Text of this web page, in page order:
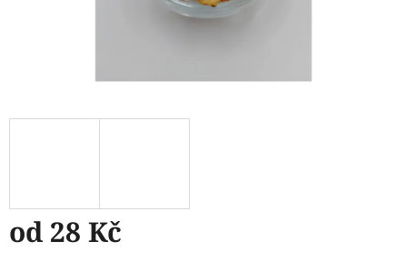
od 28 Kč